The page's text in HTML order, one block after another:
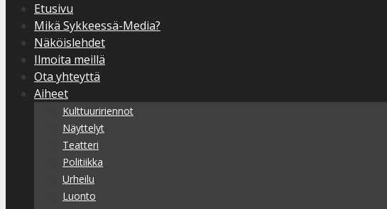
Etusivu
Mikä Sykkeessä-Media?
Näköislehdet
Ilmoita meillä
Ota yhteyttä
Aiheet
Kulttuuririennot
Näyttelyt
Teatteri
Politiikka
Urheilu
Luonto